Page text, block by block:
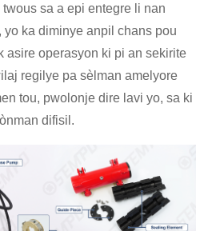
sa a epi entegre li nan
yo ka diminye anpil chans pou
asire operasyon ki pi an sekirite
regilye pa sèlman amelyore
tou, pwolonje dire lavi yo, sa ki
difisil.